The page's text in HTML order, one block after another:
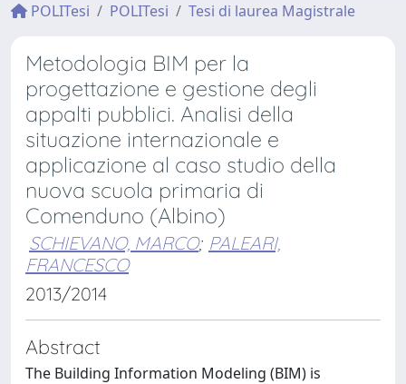
POLITesi POLITesi Tesi di laurea Magistrale
Metodologia BIM per la
progettazione e gestione degli
appalti pubblici. Analisi della
situazione internazionale e
applicazione al caso studio della
nuova scuola primaria di
Comenduno (Albino)
SCHIEVANO, MARCO; PALEARI,
FRANCESCO
2013/2014
Abstract
The Building Information Modeling (BIM) is